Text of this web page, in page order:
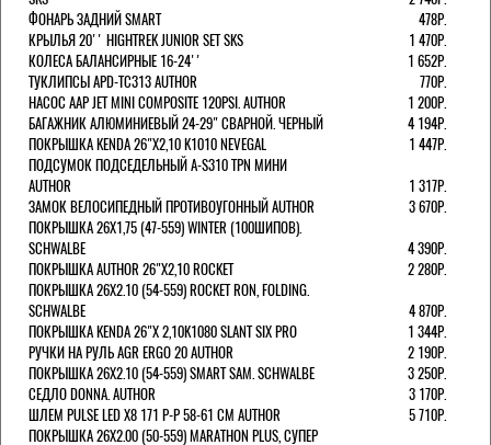
ФОНАРЬ ЗАДНИЙ SMART
478Р.
КРЫЛЬЯ 20'' HIGHTREK JUNIOR SET SKS
1 470Р.
КОЛЕСА БАЛАНСИРНЫЕ 16-24''
1 652Р.
ТУКЛИПСЫ APD-TC313 AUTHOR
770Р.
НАСОС AAP JET MINI COMPOSITE 120PSI. AUTHOR
1 200Р.
БАГАЖНИК АЛЮМИНИЕВЫЙ 24-29" СВАРНОЙ. ЧЕРНЫЙ
4 194Р.
ПОКРЫШКА KENDA 26"Х2,10 K1010 NEVEGAL
1 447Р.
ПОДСУМОК ПОДСЕДЕЛЬНЫЙ A-S310 TPN МИНИ
AUTHOR
1 317Р.
ЗАМОК ВЕЛОСИПЕДНЫЙ ПРОТИВОУГОННЫЙ AUTHOR
3 670Р.
ПОКРЫШКА 26X1,75 (47-559) WINTER (100ШИПОВ).
SCHWALBE
4 390Р.
ПОКРЫШКА AUTHOR 26"Х2,10 ROCKET
2 280Р.
ПОКРЫШКА 26X2.10 (54-559) ROCKET RON, FOLDING.
SCHWALBE
4 870Р.
ПОКРЫШКА KENDA 26"Х 2,10K1080 SLANT SIX PRO
1 344Р.
РУЧКИ НА РУЛЬ AGR ERGO 20 AUTHOR
2 190Р.
ПОКРЫШКА 26X2.10 (54-559) SMART SAM. SCHWALBE
3 250Р.
СЕДЛО DONNA. AUTHOR
3 170Р.
ШЛЕМ PULSE LED X8 171 Р-Р 58-61 СМ AUTHOR
5 710Р.
ПОКРЫШКА 26X2.00 (50-559) MARATHON PLUS, СУПЕР